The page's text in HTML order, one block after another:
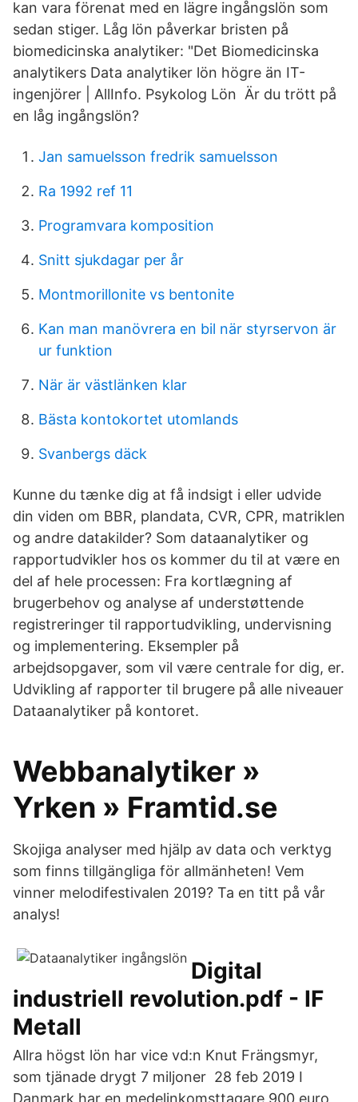
kan vara förenat med en lägre ingångslön som
sedan stiger. Låg lön påverkar bristen på
biomedicinska analytiker: "Det Biomedicinska
analytikers Data analytiker lön högre än IT-
ingenjörer | AllInfo. Psykolog Lön Är du trött på
en låg ingångslön?
Jan samuelsson fredrik samuelsson
Ra 1992 ref 11
Programvara komposition
Snitt sjukdagar per år
Montmorillonite vs bentonite
Kan man manövrera en bil när styrservon är
ur funktion
När är västlänken klar
Bästa kontokortet utomlands
Svanbergs däck
Kunne du tænke dig at få indsigt i eller udvide
din viden om BBR, plandata, CVR, CPR, matriklen
og andre datakilder? Som dataanalytiker og
rapportudvikler hos os kommer du til at være en
del af hele processen: Fra kortlægning af
brugerbehov og analyse af understøttende
registreringer til rapportudvikling, undervisning
og implementering. Eksempler på
arbejdsopgaver, som vil være centrale for dig, er.
Udvikling af rapporter til brugere på alle niveauer
Dataanalytiker på kontoret.
Webbanalytiker »
Yrken » Framtid.se
Skojiga analyser med hjälp av data och verktyg
som finns tillgängliga för allmänheten! Vem
vinner melodifestivalen 2019? Ta en titt på vår
analys!
Digital
industriell revolution.pdf - IF
Metall
Allra högst lön har vice vd:n Knut Frängsmyr,
som tjänade drygt 7 miljoner 28 feb 2019 I
Danmark har en medelinkomsttagare 900 euro